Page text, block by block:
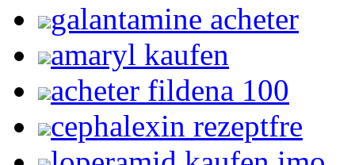
galantamine acheter
amaryl kaufen
acheter fildena 100
cephalexin rezeptfre